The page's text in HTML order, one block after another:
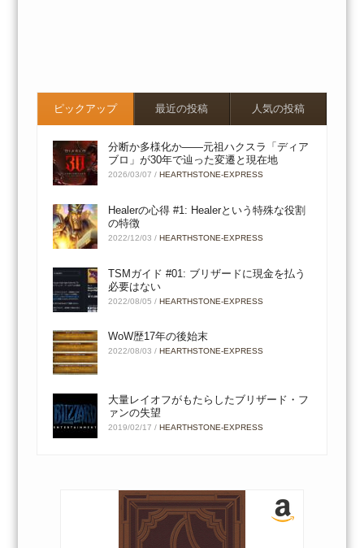
ピックアップ 最近の投稿 人気の投稿
分断か多様化か――元祖ハクスラ「ディア
ブロ」が30年で辿った変遷と現在地
2026/03/07 /HEARTHSTONE-EXPRESS
Healerの心得 #1: Healerという特殊な役割
の特徴
2022/12/03 /HEARTHSTONE-EXPRESS
TSMガイド #01: ブリザードに現金を払う
必要はない
2022/08/05 /HEARTHSTONE-EXPRESS
WoW歴17年の後始末
2022/08/03 /HEARTHSTONE-EXPRESS
大量レイオフがもたらしたブリザード・フ
ァンの失望
2019/02/17 /HEARTHSTONE-EXPRESS